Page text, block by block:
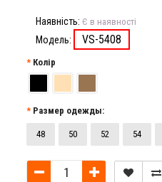
Наявність: Є в наявності
Модель: VS-5408
Колір
Размер одежды:
48 50 52 54